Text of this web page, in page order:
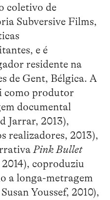
coletivo de
Subversive Films,
e é
residente na
de Gent, Bélgica. A
como produtor
documental
Jarrar, 2013),
realizadores, 2013),
Pink Bullet
coproduziu
a longa-metragem
Youssef, 2010),